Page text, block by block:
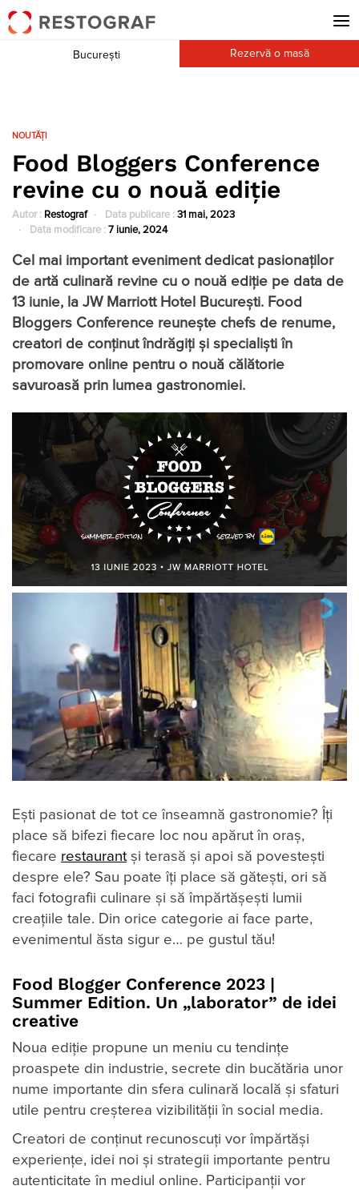
București Rezervă o masă
NOUTĂȚI
Food Bloggers Conference
revine cu o nouă ediție
Autor : Restograf Data publicare : 31 mai, 2023
Data modificare : 7 iunie, 2024
Cel mai important eveniment dedicat pasionaților
de artă culinară revine cu o nouă ediție pe data de
13 iunie, la JW Marriott Hotel București. Food
Bloggers Conference reunește chefs de renume,
creatori de conținut îndrăgiți și specialiști în
promovare online pentru o nouă călătorie
savuroasă prin lumea gastronomiei.
Ești pasionat de tot ce înseamnă gastronomie? Îți
place să bifezi fiecare loc nou apărut în oraș,
fiecare restaurantși terasă și apoi să povestești
despre ele? Sau poate îți place să gătești, ori să
faci fotografii culinare și să împărtășești lumii
creațiile tale. Din orice categorie ai face parte,
evenimentul ăsta sigur e… pe gustul tău!
Food Blogger Conference 2023 |
Summer Edition. Un „laborator” de idei
creative
Noua ediție propune un meniu cu tendințe
proaspete din industrie, secrete din bucătăria unor
nume importante din sfera culinară locală și sfaturi
utile pentru creșterea vizibilității în social media.
Creatori de conținut recunoscuți vor împărtăși
experiențe, idei noi și strategii importante pentru
autenticitate în mediul online. Participanții vor